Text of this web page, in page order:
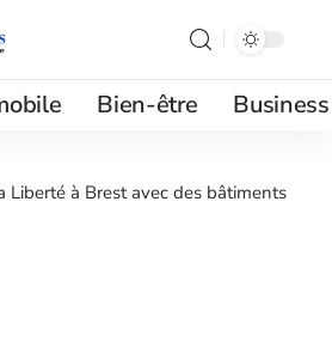
Bien-être Business